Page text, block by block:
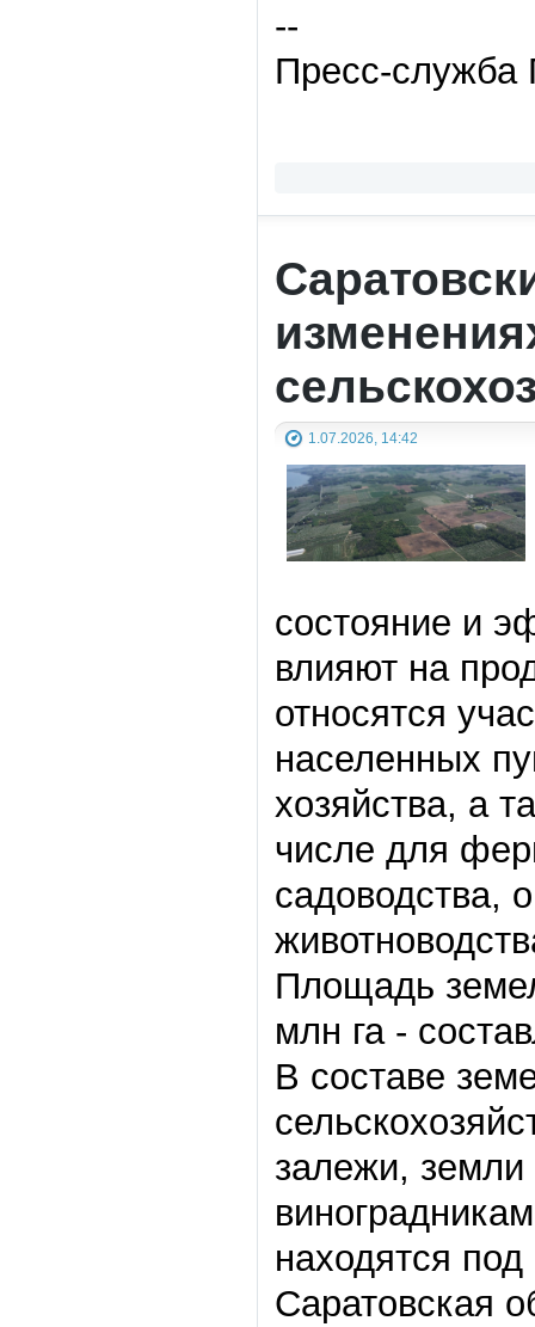
--
Пресс-служба
1.07.2026, 14:42
состояние и
влияют на
относятся
населенных
хозяйства, а
числе для
садоводства,
Площадь
млн га -
В составе
залежи,
находятся
Саратовская